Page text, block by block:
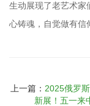
生动展现了老艺术家
心铸魂，自觉做有信
上一篇： 2025俄罗
新展！五一来